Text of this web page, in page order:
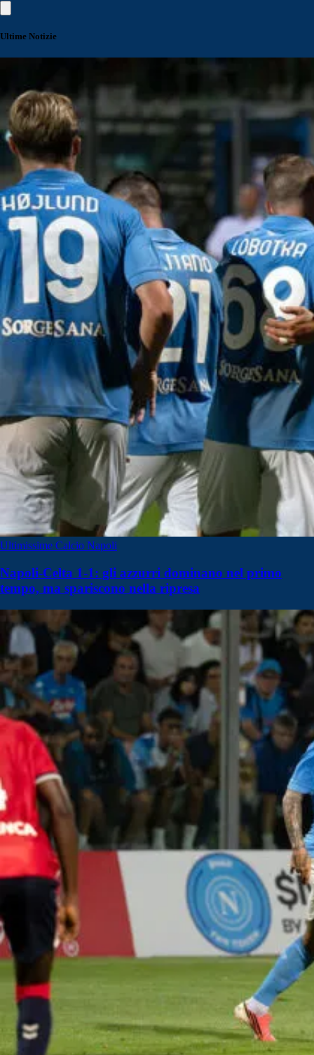
Ultime Notizie
Ultimissime Calcio Napoli
Napoli-Celta 1-1: gli azzurri dominano nel primo
tempo, ma spariscono nella ripresa